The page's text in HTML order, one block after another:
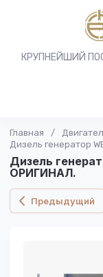
КРУПНЕЙШИЙ
Главная /
Дизель генератор
Дизель
ОРИГИНАЛ.
Предыдущий